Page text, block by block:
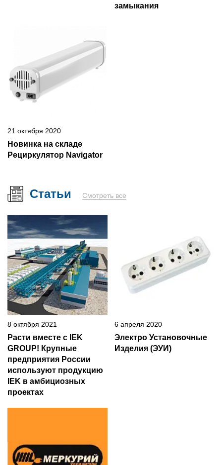
замыкания
21 октября 2020
Новинка на складе
Рециркулятор Navigator
Статьи Смотреть все
8 октября 2021
Расти вместе с IEK
GROUP! Крупные
предприятия России
используют продукцию
IEK в амбициозных
проектах
6 апреля 2020
Электро Установочные
Изделия (ЭУИ)